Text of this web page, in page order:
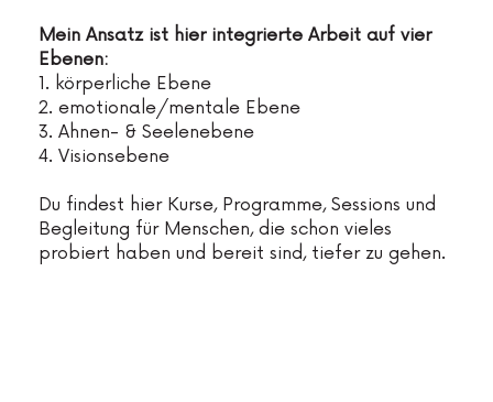
Mein Ansatz ist hier integrierte Arbeit auf vier
Ebenen:
1. körperliche Ebene
2. emotionale/mentale Ebene
3. Ahnen- & Seelenebene
4. Visionsebene
Du findest hier Kurse, Programme, Sessions und
Begleitung für Menschen, die schon vieles
probiert haben und bereit sind, tiefer zu gehen.